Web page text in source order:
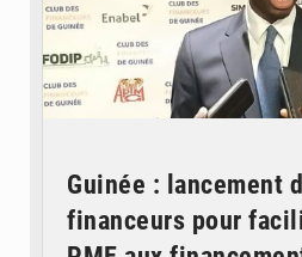
Guinée : lancement
financeurs pour